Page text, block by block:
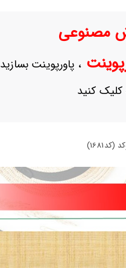
مصنوعی
، پاورپوینت بسازید
کنید